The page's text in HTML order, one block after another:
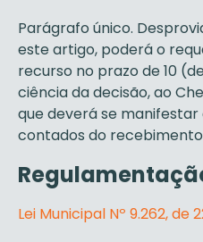
Parágrafo único.
este artigo, poderá o
recurso no prazo de 10
ciência da decisão, ao
que deverá se manifestar
contados do
Lei Municipal Nº 9.262, de